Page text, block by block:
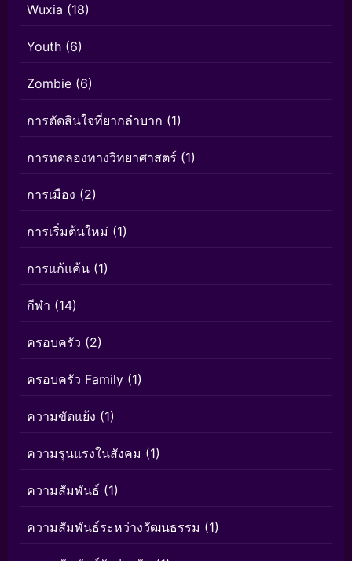
Wuxia (18)
Youth (6)
Zombie (6)
การตัดสินใจที่ยากลำบาก (1)
การทดลองทางวิทยาศาสตร์ (1)
การเมือง (2)
การเริ่มต้นใหม่ (1)
การแก้แค้น (1)
กีฬา (14)
ครอบครัว (2)
ครอบครัว Family (1)
ความขัดแย้ง (1)
ความรุนแรงในสังคม (1)
ความสัมพันธ์ (1)
ความสัมพันธ์ระหว่างวัฒนธรรม (1)